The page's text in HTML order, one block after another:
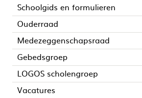
Schoolgids en formulieren
Ouderraad
Medezeggenschapsraad
Gebedsgroep
LOGOS scholengroep
Vacatures